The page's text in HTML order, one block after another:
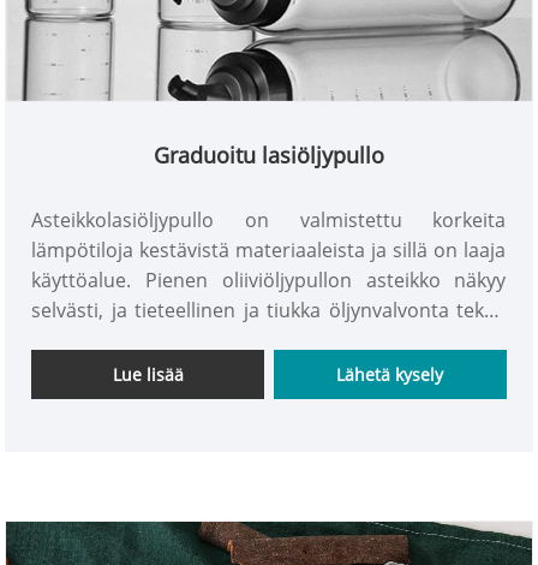
Graduoitu lasiöljypullo
Asteikkolasiöljypullo on valmistettu korkeita
lämpötiloja kestävistä materiaaleista ja sillä on laaja
käyttöalue. Pienen oliiviöljypullon asteikko näkyy
selvästi, ja tieteellinen ja tiukka öljynvalvonta tekee
helpompaa. Nykyaikaiset oliiviöljyn annostelijat
mahdollistavat helpon, hallitun kaatamisen ja
tehokkaasti estää hyönteisiä ja pölyä. Sitä on helppo
käyttää yhdellä kädellä, joten sinun ei enää tarvitse
Lue lisää Lähetä kysely